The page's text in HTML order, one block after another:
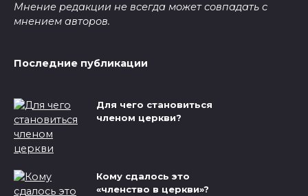
Мнение редакции не всегда может совпадать с
мнением авторов.
Последние публикации
Для чего становиться
членом церкви?
Кому сдалось это
«членство в церкви»?